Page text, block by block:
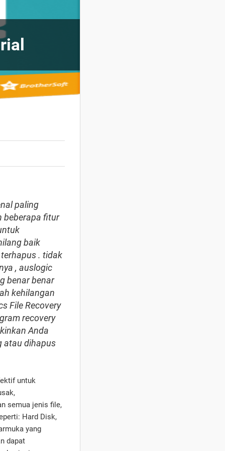
paling
beberapa fitur
baik
. tidak
, auslogic
benar benar
kehilangan
File Recovery
recovery
Anda
atau dihapus
untuk
semua jenis file,
Hard Disk,
yang
dapat